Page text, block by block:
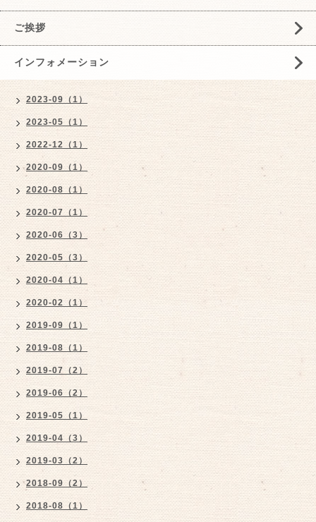
ご挨拶
インフォメーション
2023-09（1）
2023-05（1）
2022-12（1）
2020-09（1）
2020-08（1）
2020-07（1）
2020-06（3）
2020-05（3）
2020-04（1）
2020-02（1）
2019-09（1）
2019-08（1）
2019-07（2）
2019-06（2）
2019-05（1）
2019-04（3）
2019-03（2）
2018-09（2）
2018-08（1）